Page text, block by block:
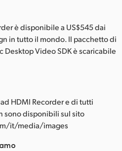
è disponibile a US$545 dai
in tutto il mondo. Il pacchetto di
Desktop Video SDK è scaricabile
HDMI Recorder e di tutti
sono disponibili sul sito
it/media/images